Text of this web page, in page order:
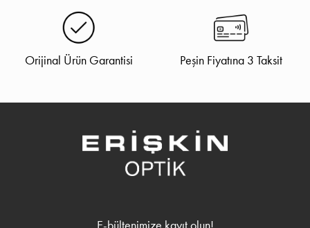
Orijinal Ürün Garantisi Peşin Fiyatına 3 Taksit